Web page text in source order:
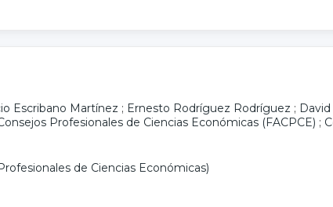
Escribano Martínez ; Ernesto Rodríguez Rodríguez ;
Profesionales de Ciencias Económicas (FACPCE) ;
de Ciencias Económicas)